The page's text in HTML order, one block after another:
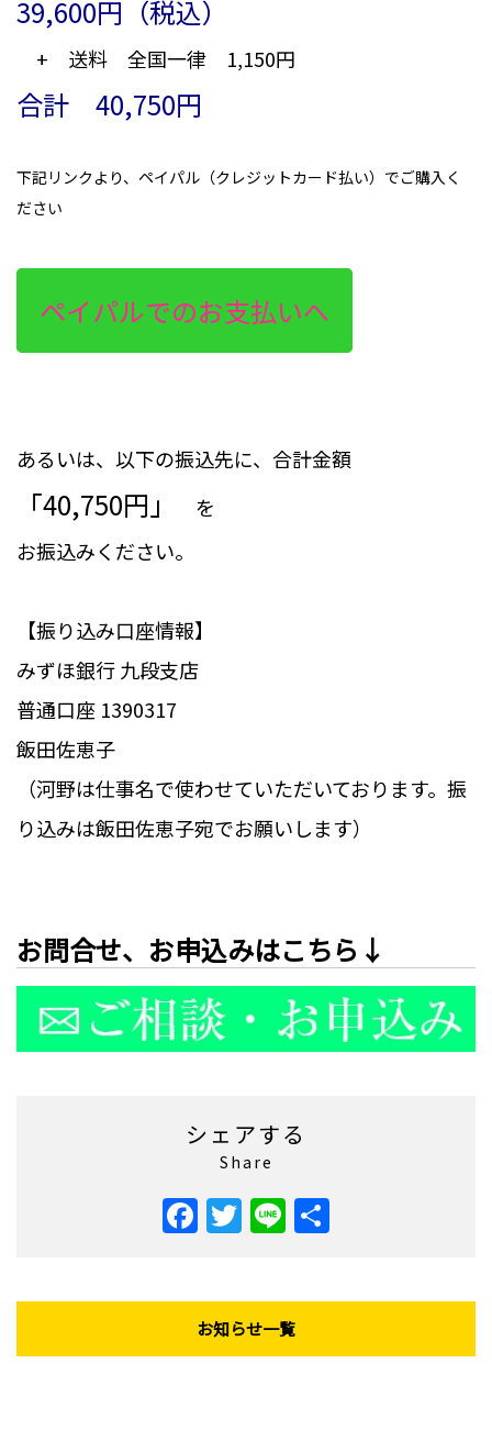
39,600円（税込）
+ 送料 全国一律 1,150円
合計 40,750円
下記リンクより、ペイパル（クレジットカード払い）でご購入く
ださい
ペイパルでのお支払いへ
あるいは、以下の振込先に、合計金額
「40,750円」
を
お振込みください。
【振り込み口座情報】
みずほ銀行 九段支店
普通口座 1390317
飯田佐恵子
（河野は仕事名で使わせていただいております。振
り込みは飯田佐恵子宛でお願いします）
お問合せ、お申込みはこちら↓
シェアする
Share
Facebook
Twitter
Line
お知らせ一覧